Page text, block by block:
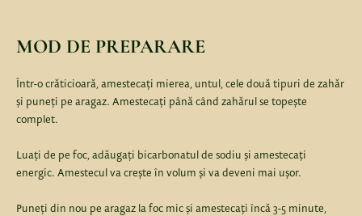
MOD DE PREPARARE
Într-o crăticioară, amestecați mierea, untul, cele două tipuri de zahăr
și puneți pe aragaz. Amestecați până când zahărul se topește
complet.
Luați de pe foc, adăugați bicarbonatul de sodiu și amestecați
energic. Amestecul va crește în volum și va deveni mai ușor.
Puneți din nou pe aragaz la foc mic și amestecați încă 3-5 minute,